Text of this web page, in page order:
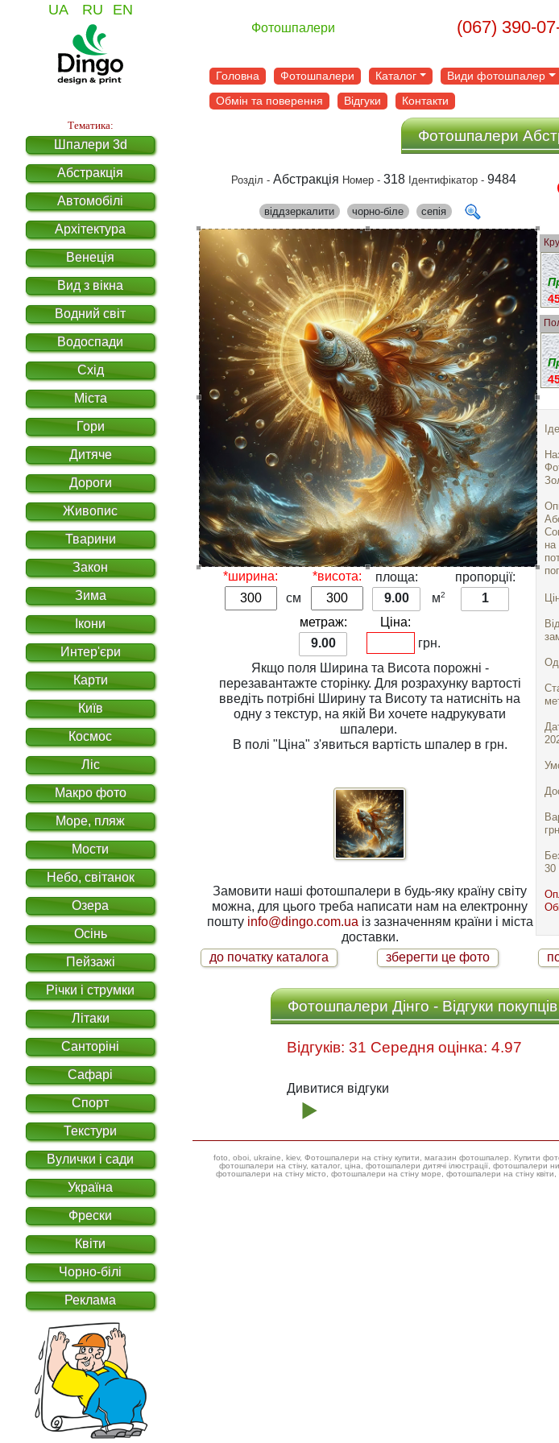
UA RU EN
Фотошпалери (067) 390-
Головна Фотошпалери Каталог Види фотошпалер
Обмін та поверення
Відгуки Контакти
Тематика:
Шпалери 3d
Абстракція
Автомобілі
Архітектура
Венеція
Вид з вікна
Водний світ
Водоспади
Схід
Міста
Гори
Дитяче
Дороги
Живопис
Тварини
Закон
Зима
Ікони
Интер'єри
Карти
Київ
Космос
Ліс
Макро фото
Море, пляж
Мости
Небо, світанок
Озера
Осінь
Пейзажі
Річки і струмки
Літаки
Санторіні
Сафарі
Спорт
Текстури
Вулички і сади
Україна
Фрески
Квіти
Чорно-білі
Реклама
Фотошпалери
Розділ -Абстракція Номер -318 Ідентифікатор -9484
віддзеркалити чорно-біле сепія
*ширина:
см
*висота:
площа:
9.00
м2
пропорції:
1
метраж:
9.00
Ціна:
грн.
Якщо поля Ширина та Висота порожні -
перезавантажте сторінку. Для розрахунку вартості
введіть потрібні Ширину та Висоту та натисніть на
одну зтекстур, на якій Ви хочете надрукувати
шпалери.
В полі "Ціна" з'явиться вартість шпалер в грн.
Замовити наші фотошпалери в будь-яку країну світу
можна, для цього треба написати нам на електронну
пошту info@dingo.com.ua із зазначенням країни і міста
доставки.
на
30
до початку каталога зберегти це фото
Фотошпалери Дінго - Відгуки покупців
Відгуків: 31 Середня оцінка: 4.97
Дивитися відгуки
foto, oboi, ukraine, kiev, Фотошпалери на стіну купити, магазин фотошпалер. Купити
фотошпалери на стіну, каталог, ціна, фотошпалери дитячі ілюстрації, фотошпалери низькі ціни, дитячі фотошпалери на стіну, фотошпалери на стіну троянда, купити
фотошпалери на стіну місто, фотошпалери на стіну море, фотошпалери на стіну